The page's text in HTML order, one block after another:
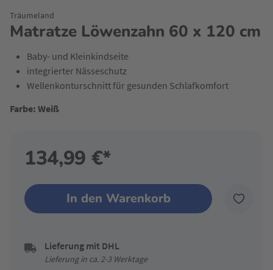
Matratze Löwenzahn 60 x 120 cm
Träumeland
Baby- und Kleinkindseite
integrierter Nässeschutz
Wellenkonturschnitt für gesunden Schlafkomfort
Farbe: Weiß
134,99 €*
In den Warenkorb
Lieferung mit DHL
Lieferung in ca. 2-3 Werktage